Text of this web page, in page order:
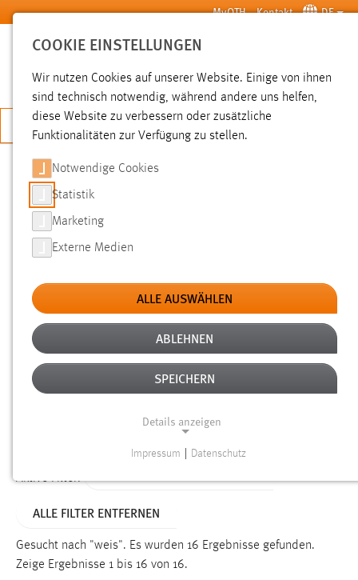
Zum Hauptinhalt springen MyOTH Kontakt DE
SUCHE
JETZT BEWERBEN
SUCHE
FILTER
Typ
Erstellungsdatum
Alter
Aktive Filter:
ALLE FILTER ENTFERNEN
Gesucht nach "weis". Es wurden 16 Ergebnisse gefunden.
Zeige Ergebnisse 1 bis 16 von 16.
COOKIE EINSTELLUNGEN
Wir nutzen Cookies auf unserer Website. Einige von ihnen
sind technisch notwendig, während andere uns helfen,
diese Website zu verbessern oder zusätzliche
Funktionalitäten zur Verfügung zu stellen.
Notwendige Cookies
Statistik
Marketing
Externe Medien
ALLE AUSWÄHLEN
ABLEHNEN
SPEICHERN
Details anzeigen
Funktionen und sind für die einwandfreie Funktion der
Einverständnis
Impressum Datenschutz